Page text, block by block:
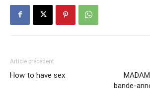
Article précédent
How to have sex
bande-